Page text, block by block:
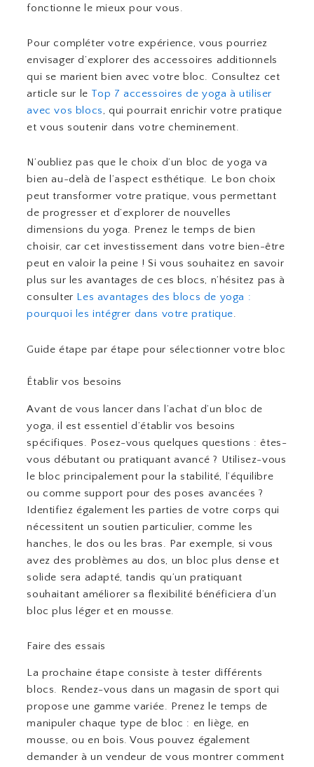
fonctionne le mieux pour vous.
Pour compléter votre expérience, vous pourriez
envisager d’explorer des accessoires additionnels
qui se marient bien avec votre bloc. Consultez cet
article sur le Top 7 accessoires de yoga à utiliser
avec vos blocs, qui pourrait enrichir votre pratique
et vous soutenir dans votre cheminement.
N’oubliez pas que le choix d’un bloc de yoga va
bien au-delà de l’aspect esthétique. Le bon choix
peut transformer votre pratique, vous permettant
de progresser et d’explorer de nouvelles
dimensions du yoga. Prenez le temps de bien
choisir, car cet investissement dans votre bien-être
peut en valoir la peine ! Si vous souhaitez en savoir
plus sur les avantages de ces blocs, n’hésitez pas à
consulter Les avantages des blocs de yoga :
pourquoi les intégrer dans votre pratique.
Guide étape par étape pour sélectionner votre bloc
Établir vos besoins
Avant de vous lancer dans l’achat d’un bloc de
yoga, il est essentiel d’établir vos besoins
spécifiques. Posez-vous quelques questions : êtes-
vous débutant ou pratiquant avancé ? Utilisez-vous
le bloc principalement pour la stabilité, l’équilibre
ou comme support pour des poses avancées ?
Identifiez également les parties de votre corps qui
nécessitent un soutien particulier, comme les
hanches, le dos ou les bras. Par exemple, si vous
avez des problèmes au dos, un bloc plus dense et
solide sera adapté, tandis qu’un pratiquant
souhaitant améliorer sa flexibilité bénéficiera d’un
bloc plus léger et en mousse.
Faire des essais
La prochaine étape consiste à tester différents
blocs. Rendez-vous dans un magasin de sport qui
propose une gamme variée. Prenez le temps de
manipuler chaque type de bloc : en liège, en
mousse, ou en bois. Vous pouvez également
demander à un vendeur de vous montrer comment